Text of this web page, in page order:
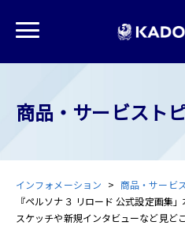
商品・サービスト
インフォメーション
商品・サービ
『ペルソナ３ リロード 公式設定画集
スケッチや新規インタビューなど見ど